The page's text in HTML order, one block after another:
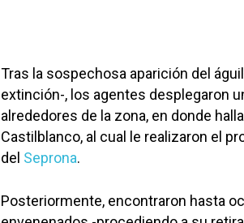
Tras la sospechosa aparición del
extinción-, los agentes desplegaron
alrededores de la zona, en donde
Castilblanco, al cual le realizaron el
del Seprona.
Posteriormente, encontraron hasta